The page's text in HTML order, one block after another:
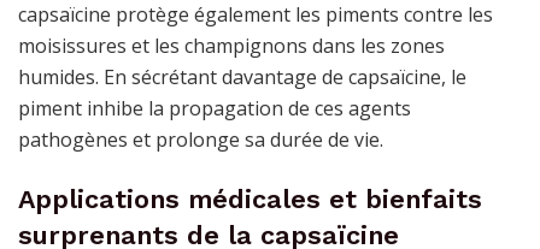
capsaïcine protège également les piments contre les
moisissures et les champignons dans les zones
humides. En sécrétant davantage de capsaïcine, le
piment inhibe la propagation de ces agents
pathogènes et prolonge sa durée de vie.
Applications médicales et bienfaits
surprenants de la capsaïcine